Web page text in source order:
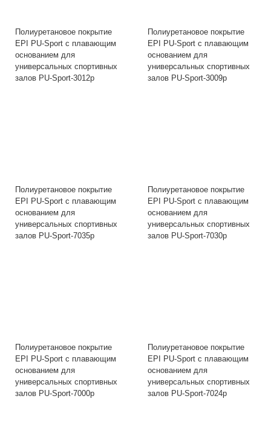
Полиуретановое покрытие
EPI PU-Sport с плавающим
основанием для
универсальных спортивных
залов PU-Sport-3012p
Полиуретановое покрытие
EPI PU-Sport с плавающим
основанием для
универсальных спортивных
залов PU-Sport-3009p
Полиуретановое покрытие
EPI PU-Sport с плавающим
основанием для
универсальных спортивных
залов PU-Sport-7035p
Полиуретановое покрытие
EPI PU-Sport с плавающим
основанием для
универсальных спортивных
залов PU-Sport-7030p
Полиуретановое покрытие
EPI PU-Sport с плавающим
основанием для
универсальных спортивных
залов PU-Sport-7000p
Полиуретановое покрытие
EPI PU-Sport с плавающим
основанием для
универсальных спортивных
залов PU-Sport-7024p